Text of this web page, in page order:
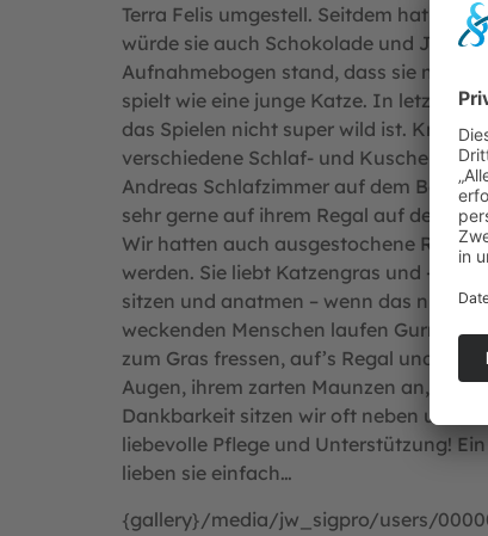
Terra Felis umgestell. Seitdem hat sie
würde sie auch Schokolade und
Aufnahmebogen stand, dass sie nicht
spielt wie eine junge Katze. In letzter
das Spielen nicht super wild ist.
verschiedene Schlaf- und Kuschelorte.
Andreas Schlafzimmer auf dem Bett
sehr gerne auf ihrem Regal auf dem
Wir hatten auch ausgestochene
werden. Sie liebt Katzengras und -
sitzen und anatmen – wenn das nichts
weckenden Menschen laufen Gurrend,
zum Gras fressen, auf’s Regal und
Augen, ihrem zarten Maunzen an, läuft
Dankbarkeit sitzen wir oft neben
liebevolle Pflege und Unterstützung!
lieben sie einfach…
{gallery}/media/jw_sigpro/users/